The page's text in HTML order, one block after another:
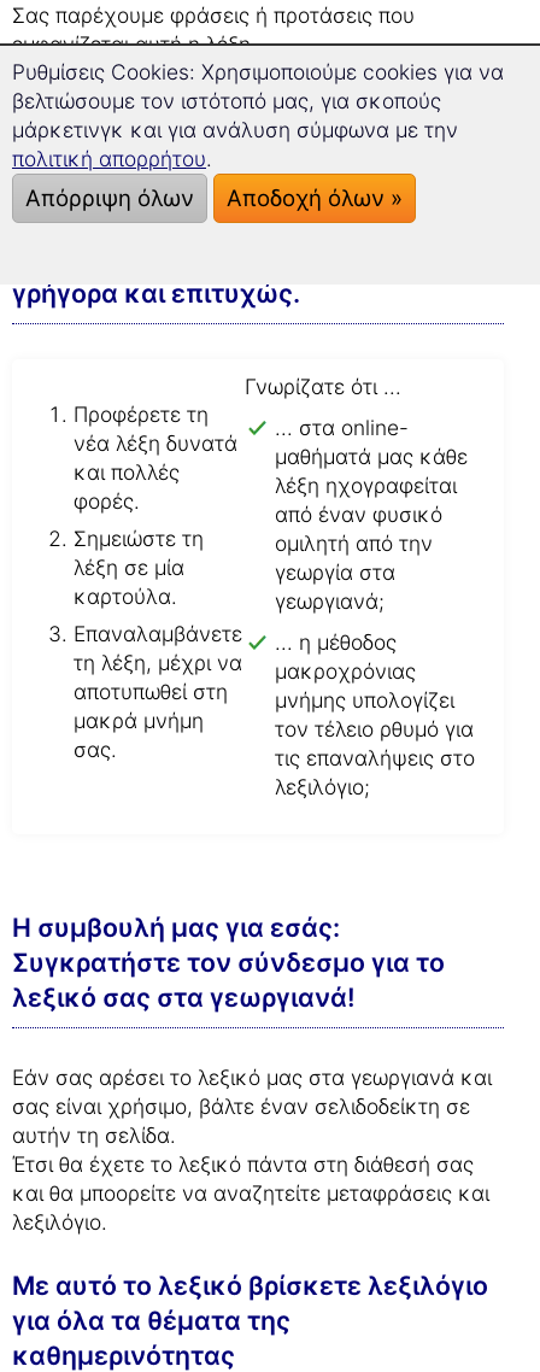
Σας παρέχουμε φράσεις ή προτάσεις που
εμφανίζεται αυτή η λέξη.
Έτσι μαθαίνετε παράλληλα που μπορείτε να
χρησιμοποιήσετε αυτή τη λέξη.
Αυτό σας βοηθάει επίσης, αν δουλεύετε πάνω σε
μια μετάφραση στα γεωργιανά.
Οι 3 καλύτερες συμβουλές μας:
γρήγορα και επιτυχώς.
Προφέρετε τη
νέα λέξη δυνατά
και πολλές
φορές.
Σημειώστε τη
λέξη σε μία
καρτούλα.
Επαναλαμβάνετε
τη λέξη, μέχρι να
αποτυπωθεί στη
μακρά μνήμη
σας.
Γνωρίζατε ότι ...
... στα online-
μαθήματά μας κάθε
λέξη ηχογραφείται
από έναν φυσικό
ομιλητή από την
γεωργία στα
γεωργιανά;
... η μέθοδος
μακροχρόνιας
μνήμης υπολογίζει
τον τέλειο ρθυμό για
τις επαναλήψεις στο
λεξιλόγιο;
Η συμβουλή μας για εσάς:
Συγκρατήστε τον σύνδεσμο για το
λεξικό σας στα γεωργιανά!
Εάν σας αρέσει το λεξικό μας στα γεωργιανά και
σας είναι χρήσιμο, βάλτε έναν σελιδοδείκτη σε
αυτήν τη σελίδα.
Έτσι θα έχετε το λεξικό πάντα στη διάθεσή σας
και θα μποορείτε να αναζητείτε μεταφράσεις και
λεξιλόγιο.
Με αυτό το λεξικό βρίσκετε λεξιλόγιο
για όλα τα θέματα της
καθημερινότητας
Ρυθμίσεις Cookies: Χρησιμοποιούμε cookies για να
βελτιώσουμε τον ιστότοπό μας, για σκοπούς
μάρκετινγκ και για ανάλυση σύμφωνα με την
πολιτική απορρήτου.
Απόρριψη όλων Αποδοχή όλων »